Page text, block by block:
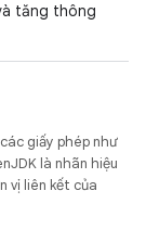
tăng thông
giấy phép như
là nhãn hiệu
vị liên kết của